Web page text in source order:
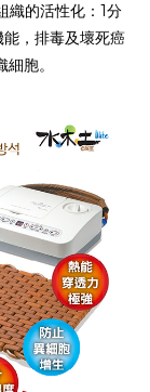
織的活性化：1分
，排毒及壞死癌
胞。